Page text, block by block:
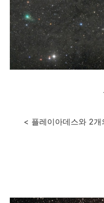
< 플레이아데스와 2